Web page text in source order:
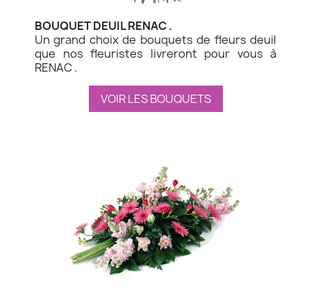
BOUQUET DEUIL RENAC .
Un grand choix de bouquets de fleurs deuil
que nos fleuristes livreront pour vous à
RENAC .
VOIR LES BOUQUETS